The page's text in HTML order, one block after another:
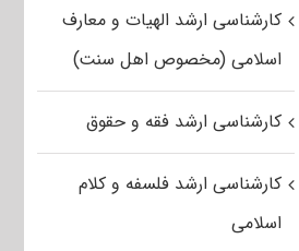
کارشناسی ارشد الهیات و معارف
اسلامی (مخصوص اهل سنت)
کارشناسی ارشد فقه و حقوق
کارشناسی ارشد فلسفه و کلام
اسلامی